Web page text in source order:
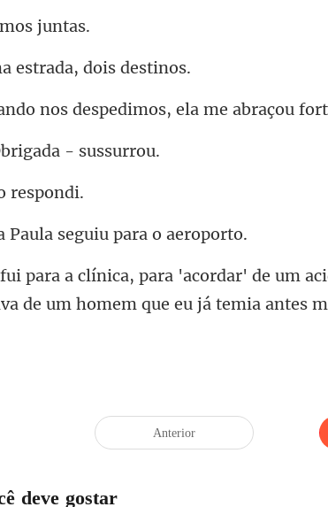
os j
da, dois
pedimos, ela m
ada - s
resp
eguiu para
de um
Anterior
deve gostar